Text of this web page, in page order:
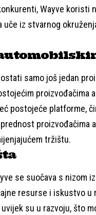
Wayve koristi
uče iz stvarnog
samo još jedan
proizvođačima
postojeće platforme,
tržištu.
se suočava s nizom
resurse i iskustvo
su u razvoju, što